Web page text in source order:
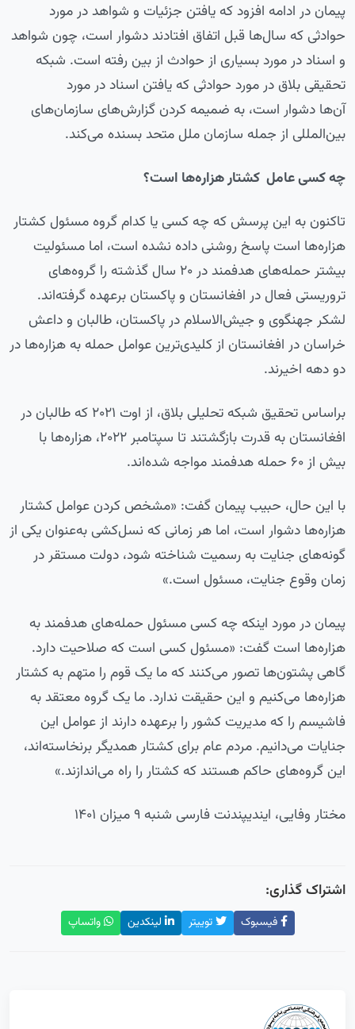
پیمان در ادامه افزود که یافتن جزئیات و شواهد در مورد
حوادثی که سال‌ها قبل اتفاق افتادند دشوار است، چون شواهد
و اسناد در مورد بسیاری از حوادث از بین رفته است. شبکه
تحقیقی بلاق در مورد حوادثی که یافتن اسناد در مورد
آن‌ها دشوار است، به ضمیمه کردن گزارش‌های سازمان‌های
بین‌المللی از جمله سازمان ملل متحد بسنده می‌کند.
چه کسی عامل کشتار هزاره‌ها است؟
تاکنون به این پرسش که چه کسی یا کدام گروه مسئول کشتار
هزاره‌ها است پاسخ روشنی داده نشده است، اما مسئولیت
بیشتر حمله‌های هدفمند در ۲۰ سال گذشته را گروه‌های
تروریستی فعال در افغانستان و پاکستان برعهده گرفته‌اند.
لشکر جهنگوی و جیش‌الاسلام در پاکستان، طالبان و داعش
خراسان در افغانستان از کلیدی‌ترین عوامل حمله به هزاره‌ها در
دو دهه اخیرند.
براساس تحقیق شبکه تحلیلی بلاق، از اوت ۲۰۲۱ که طالبان در
افغانستان به قدرت بازگشتند تا سپتامبر ۲۰۲۲، هزاره‌ها با
بیش از ۶۰ حمله هدفمند مواجه شده‌اند.
با این حال، حبیب پیمان گفت: «مشخص کردن عوامل کشتار
هزاره‌ها دشوار است، اما هر زمانی‌ که نسل‌کشی به‌عنوان یکی از
گونه‌های جنایت به رسمیت شناخته شود، دولت مستقر در
زمان وقوع جنایت، مسئول است.»
پیمان در مورد اینکه چه کسی مسئول حمله‌های هدفمند به
هزاره‌ها است گفت: «مسئول کسی است که صلاحیت دارد.
گاهی پشتون‌ها تصور می‌کنند که ما یک قوم را متهم به کشتار
هزاره‌ها می‌کنیم و این حقیقت ندارد. ما یک گروه معتقد به
فاشیسم را که مدیریت کشور را برعهده دارند از عوامل این
جنایات می‌دانیم. مردم عام برای کشتار همدیگر برنخاسته‌اند،
این گروه‌های حاکم هستند که کشتار را راه می‌اندازند.»
مختار وفایی، ایندیپندنت فارسی شنبه ۹ میزان ۱۴۰۱
اشتراک گذاری:
فیسبوک توییتر لینکدین واتساپ